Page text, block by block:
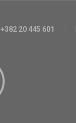
+382 20 445 601